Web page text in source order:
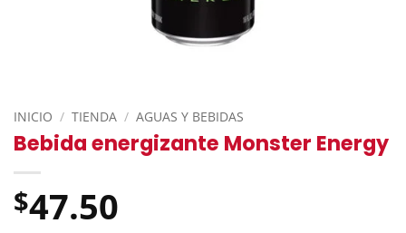
INICIO / TIENDA / AGUAS Y BEBIDAS
Bebida energizante Monster Energy
$47.50